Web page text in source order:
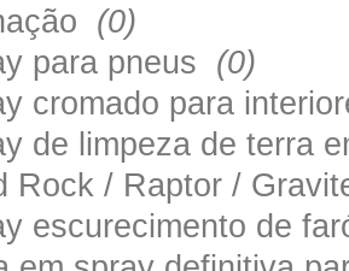
(0)
para pneus (0)
cromado para
de limpeza de terra
Rock / Raptor /
escurecimento de